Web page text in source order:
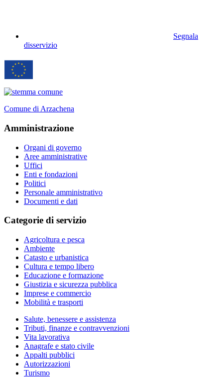
Segnala
disservizio
Comune di Arzachena
Amministrazione
Organi di governo
Aree amministrative
Uffici
Enti e fondazioni
Politici
Personale amministrativo
Documenti e dati
Categorie di servizio
Agricoltura e pesca
Ambiente
Catasto e urbanistica
Cultura e tempo libero
Educazione e formazione
Giustizia e sicurezza pubblica
Imprese e commercio
Mobilità e trasporti
Salute, benessere e assistenza
Tributi, finanze e contravvenzioni
Vita lavorativa
Anagrafe e stato civile
Appalti pubblici
Autorizzazioni
Turismo